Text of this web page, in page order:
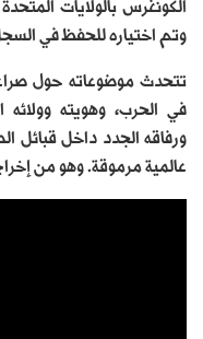
الكونغرس بالولايات
وتم اختياره للحفظ في
تتحدث موضوعاته حول
في الحرب، وهويته
ورفاقه الجدد داخل قبائل
عالمية مرموقة. وهو من